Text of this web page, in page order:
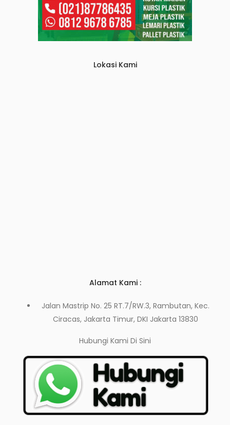
Lokasi Kami
Alamat Kami :
Jalan Mastrip No. 25 RT.7/RW.3, Rambutan, Kec.
Ciracas, Jakarta Timur, DKI Jakarta 13830
Hubungi Kami Di Sini